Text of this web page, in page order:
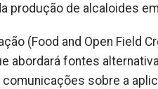
produção de alcaloides
(Food and Open Field
abordará fontes
sobre a